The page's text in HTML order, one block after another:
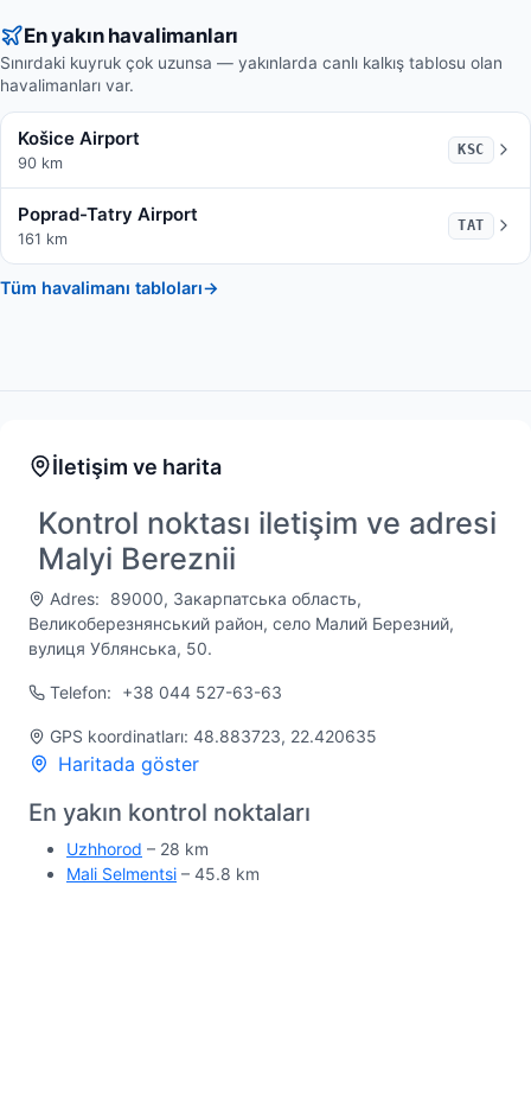
En yakın havalimanları
Sınırdaki kuyruk çok uzunsa — yakınlarda canlı kalkış tablosu olan
havalimanları var.
Košice Airport
90 km
KSC
Poprad-Tatry Airport
161 km
TAT
Tüm havalimanı tabloları→
İletişim ve harita
Kontrol noktası iletişim ve adresi
Malyi Bereznii
Adres:
89000, Закарпатська область,
Великоберезнянський район, село Малий Березний,
вулиця Ублянська, 50.
Telefon: +38 044 527-63-63
GPS koordinatları: 48.883723, 22.420635
Haritada göster
En yakın kontrol noktaları
Uzhhorod – 28 km
Mali Selmentsi – 45.8 km